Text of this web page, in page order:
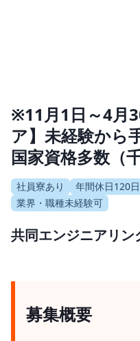
※11月1日～4月
ア】未経験から
国家資格多数（
社員寮あり 年間休日120
業界・職種未経験可
共同エンジニアリン
募集概要